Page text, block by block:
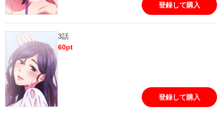
登録して購入
3話
60pt
登録して購入